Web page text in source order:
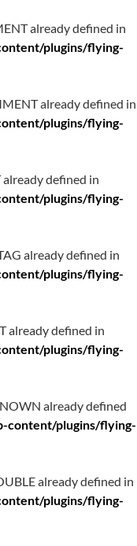
already defined in
plugins/flying-
already defined in
plugins/flying-
defined in
plugins/flying-
already defined in
plugins/flying-
already defined in
plugins/flying-
already defined
content/plugins/flying-
already defined in
plugins/flying-